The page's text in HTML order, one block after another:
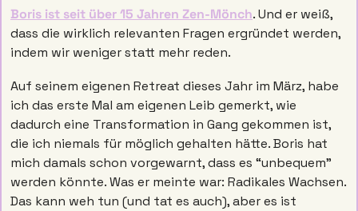
Boris ist seit über 15 Jahren Zen-Mönch. Und er weiß,
dass die wirklich relevanten Fragen ergründet werden,
indem wir weniger statt mehr reden.
Auf seinem eigenen Retreat dieses Jahr im März, habe
ich das erste Mal am eigenen Leib gemerkt, wie
dadurch eine Transformation in Gang gekommen ist,
die ich niemals für möglich gehalten hätte. Boris hat
mich damals schon vorgewarnt, dass es “unbequem”
werden könnte. Was er meinte war: Radikales Wachsen.
Das kann weh tun (und tat es auch), aber es ist